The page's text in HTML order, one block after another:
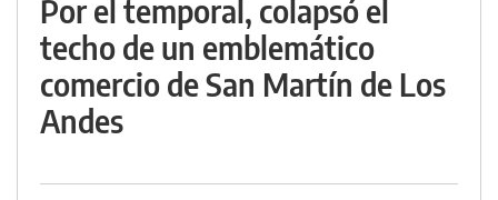
Por el temporal, colapsó el
techo de un emblemático
comercio de San Martín de Los
Andes